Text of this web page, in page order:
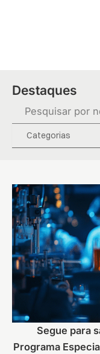
Destaques
Segue para
Programa